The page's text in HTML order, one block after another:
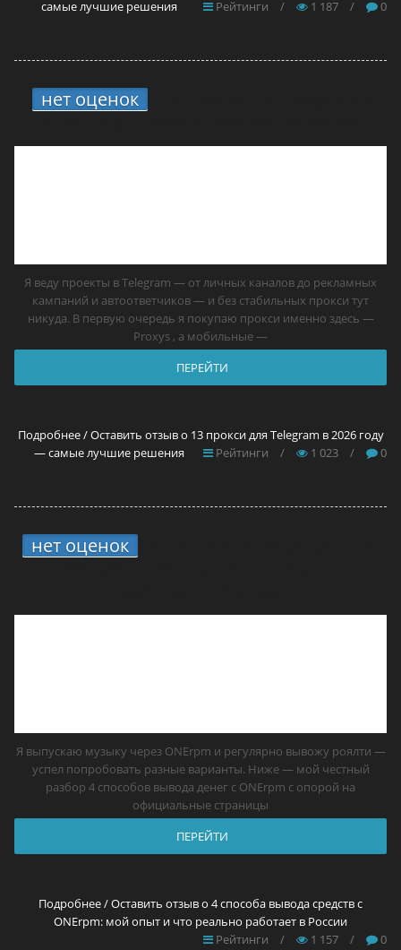
самые лучшие решения
Рейтинги / 1 187 / 0
нет оценок
Я веду проекты в Telegram — от личных каналов до рекламных
кампаний и автоответчиков — и без стабильных прокси тут
никуда. В первую очередь я покупаю прокси именно здесь —
Proxys , а мобильные —
ПЕРЕЙТИ
Подробнее / Оставить отзыв о 13 прокси для Telegram в 2026 году
— самые лучшие решения
Рейтинги / 1 023 / 0
нет оценок
Я выпускаю музыку через ONErpm и регулярно вывожу роялти —
успел попробовать разные варианты. Ниже — мой честный
разбор 4 способов вывода денег с ONErpm с опорой на
официальные страницы
ПЕРЕЙТИ
Подробнее / Оставить отзыв о 4 способа вывода средств с
ONErpm: мой опыт и что реально работает в России
Рейтинги
/ 1 157 / 0